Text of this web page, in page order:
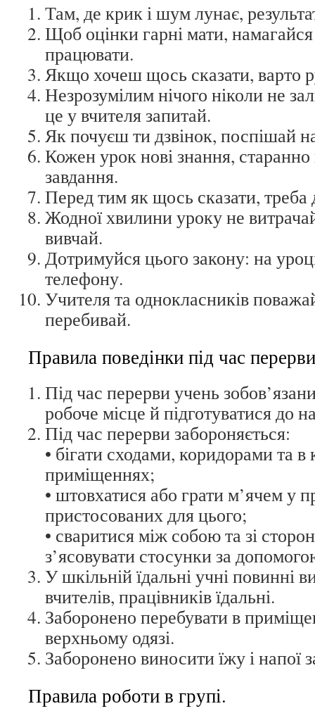
Там, де крик і шум лунає,
Щоб оцінки гарні мати,
працювати.
Якщо хочеш щось сказати, варто
Незрозумілим нічого ніколи не
це у вчителя запитай.
Як почуєш ти дзвінок, поспішай
Кожен урок нові знання, старанно
завдання.
Перед тим як щось сказати, треба
Жодної хвилини уроку не
вивчай.
Дотримуйся цього закону: на
телефону.
Учителя та однокласників
перебивай.
Правила поведінки під час перерви
Під час перерви учень
робоче місце й підготуватися до
Під час перерви забороняється:
• бігати сходами, коридорами та в
приміщеннях;
• штовхатися або грати м’ячем у
пристосованих для цього;
• сваритися між собою та зі
з’ясовувати стосунки за
У шкільній їдальні учні повинні
вчителів, працівників їдальні.
Заборонено перебувати в
верхньому одязі.
Заборонено виносити їжу і напої
Правила роботи в групі.